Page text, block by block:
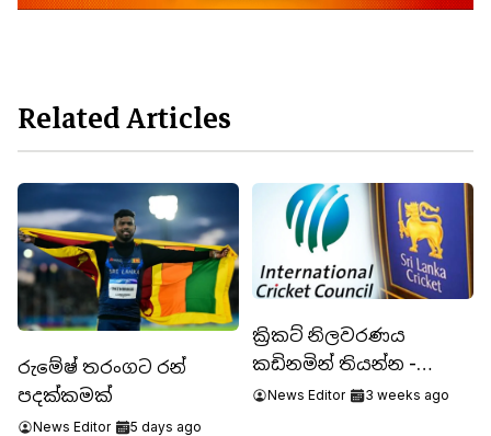
Related Articles
රුමේෂ් තරංගට රන්
පදක්කමක්
News Editor 5 days ago
ක්‍රිකට් නිලවරණය
කඩිනමින් තියන්න -
ICCයෙන් දැනුම්දීමක්
News Editor 3 weeks ago